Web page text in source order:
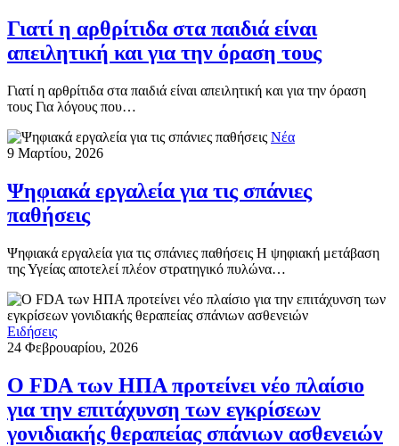
Γιατί η αρθρίτιδα στα παιδιά είναι
απειλητική και για την όραση τους
Γιατί η αρθρίτιδα στα παιδιά είναι απειλητική και για την όραση
τους Για λόγους που…
Νέα
9 Μαρτίου, 2026
Ψηφιακά εργαλεία για τις σπάνιες
παθήσεις
Ψηφιακά εργαλεία για τις σπάνιες παθήσεις Η ψηφιακή μετάβαση
της Υγείας αποτελεί πλέον στρατηγικό πυλώνα…
Ειδήσεις
24 Φεβρουαρίου, 2026
Ο FDA των ΗΠΑ προτείνει νέο πλαίσιο
για την επιτάχυνση των εγκρίσεων
γονιδιακής θεραπείας σπάνιων ασθενειών